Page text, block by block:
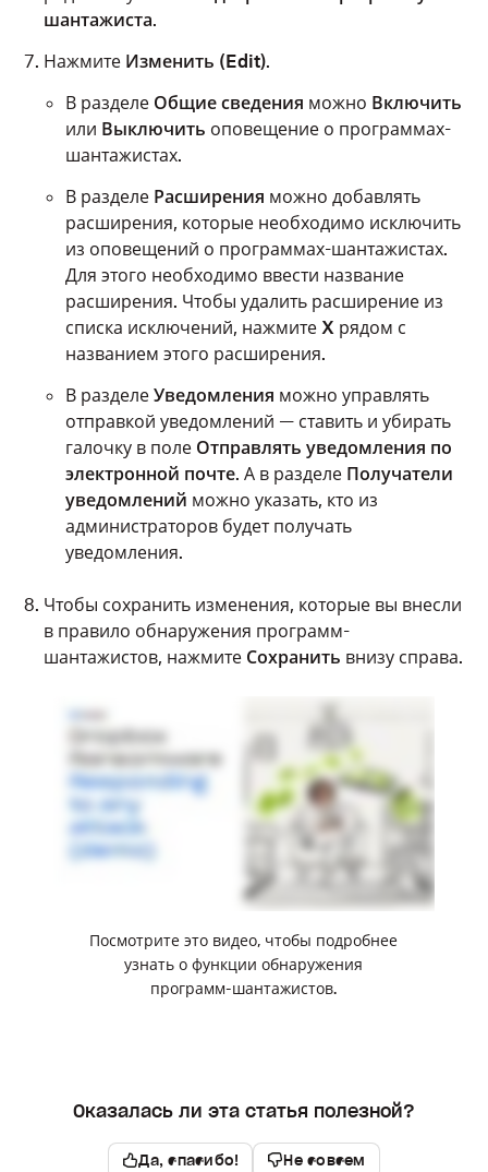
шантажиста.
Нажмите Изменить (Edit).
В разделе Общие сведения можно Включить
или Выключить оповещение о программах-
шантажистах.
В разделе Расширения можно добавлять
расширения, которые необходимо исключить
из оповещений о программах-шантажистах.
Для этого необходимо ввести название
расширения. Чтобы удалить расширение из
списка исключений, нажмите X рядом с
названием этого расширения.
В разделе Уведомления можно управлять
отправкой уведомлений — ставить и убирать
галочку в поле Отправлять уведомления по
электронной почте. А в разделе Получатели
уведомлений можно указать, кто из
администраторов будет получать
уведомления.
Чтобы сохранить изменения, которые вы внесли
в правило обнаружения программ-
шантажистов, нажмите Сохранить внизу справа.
Посмотрите это видео, чтобы подробнее
узнать о функции обнаружения
программ-шантажистов.
Оказалась ли эта статья полезной?
Да, спасибо! Не совсем